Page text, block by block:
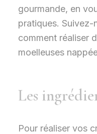
gourmande, en
pratiques.
comment réaliser
moelleuses
Les
Pour réaliser vos